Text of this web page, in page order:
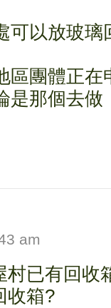
可以放玻璃
區團體正
是那個去
am
村已有回收
收箱?